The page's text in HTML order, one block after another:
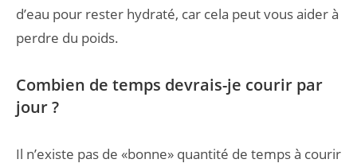
d’eau pour rester hydraté, car cela peut vous aider à
perdre du poids.
Combien de temps devrais-je courir par
jour ?
Il n’existe pas de «bonne» quantité de temps à courir